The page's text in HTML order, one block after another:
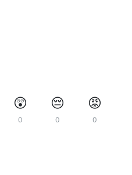
😲
0
😔
0
😡
0